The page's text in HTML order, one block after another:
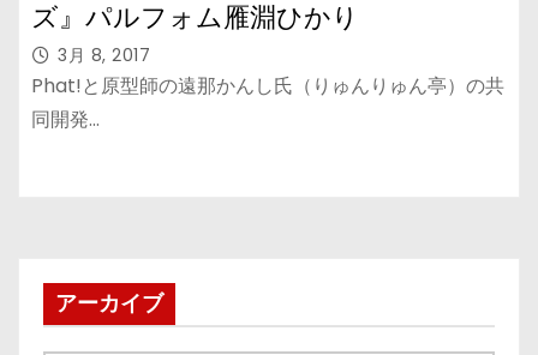
ズ』パルフォム雁淵ひかり
3月 8, 2017
Phat!と原型師の遠那かんし氏（りゅんりゅん亭）の共
同開発…
アーカイブ